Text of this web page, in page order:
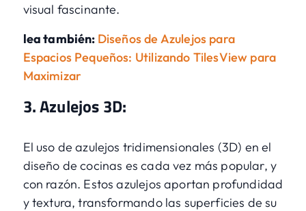
visual fascinante.
lea también: Diseños de Azulejos para
Espacios Pequeños: Utilizando TilesView para
Maximizar
3. Azulejos 3D:
El uso de azulejos tridimensionales (3D) en el
diseño de cocinas es cada vez más popular, y
con razón. Estos azulejos aportan profundidad
y textura, transformando las superficies de su